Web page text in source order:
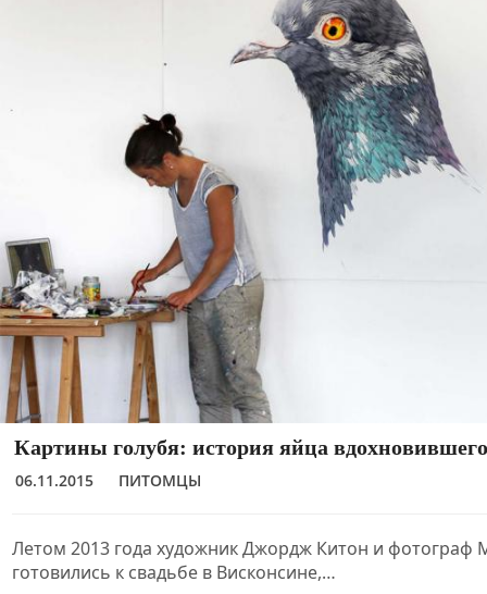
Картины голубя: история яйца
06.11.2015 ПИТОМЦЫ
Летом 2013 года художник Джордж Китон и фотограф
готовились к свадьбе в Висконсине,…